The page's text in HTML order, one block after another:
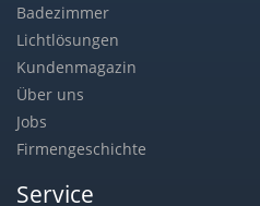
Badezimmer
Lichtlösungen
Kundenmagazin
Über uns
Jobs
Firmengeschichte
Service